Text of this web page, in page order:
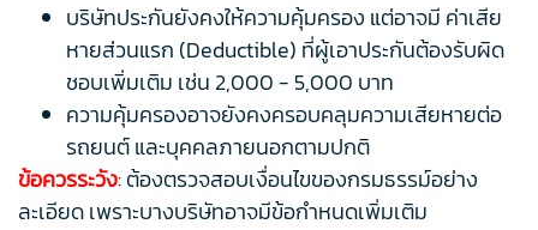
บริษัทประกันยังคงให้ความคุ้มครอง แต่อาจมี ค่าเสีย
หายส่วนแรก (Deductible) ที่ผู้เอาประกันต้องรับผิด
ชอบเพิ่มเติม เช่น 2,000 - 5,000 บาท
ความคุ้มครองอาจยังคงครอบคลุมความเสียหายต่อ
รถยนต์ และบุคคลภายนอกตามปกติ
ข้อควรระวัง: ต้องตรวจสอบเงื่อนไขของกรมธรรม์อย่าง
ละเอียด เพราะบางบริษัทอาจมีข้อกำหนดเพิ่มเติม